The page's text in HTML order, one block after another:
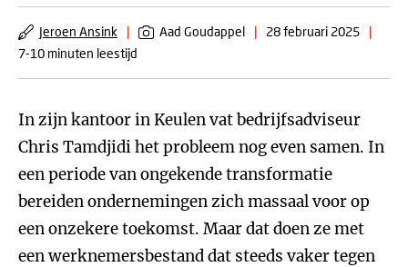
Jeroen Ansink | Aad Goudappel | 28 februari 2025
|
7-10 minuten leestijd
In zijn kantoor in Keulen vat bedrijfsadviseur
Chris Tamdjidi het probleem nog even samen. In
een periode van ongekende transformatie
bereiden ondernemingen zich massaal voor op
een onzekere toekomst. Maar dat doen ze met
een werknemersbestand dat steeds vaker tegen